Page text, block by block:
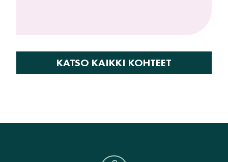
KATSO KAIKKI KOHTEET